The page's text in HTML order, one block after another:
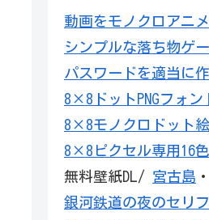
動画をモノクロアニ
シンプルな落ち物ゲー
パスワードを適当に
8×8ドットPNGフォ
8×8モノクロドット
8×8ピクセル専用16
無料壁紙DL/ 宮古島
銀河鉄道の夜のセリ